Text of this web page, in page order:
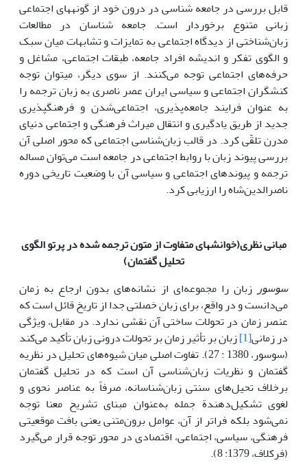
قابل بررسی در جامعه شناسی در درون خود از گونه­های اجتماعی
زبانی متنوع برخوردار است. جامعه شناسان در مطالعات
زبان‌شناختی از دیدگاه اجتماعی به تمایزات و تشابهات میان سبک
و الگوی تفکر و اندیشه افراد جامعه، طبقات اجتماعی‌، مشاغل و
حرفه‌های اجتماعی توجه می‌کنند. از سوی دیگر، می­توان توجه
کنشگران اجتماعی و سیاسی ایران عصر ناصری به زبان ترجمه را
به عنوان فرایند جامعه‌پذیری، اجتماعی‌شدن و فرهنگ­پذیری
جدید از طریق یادگیری و انتقال میراث فرهنگی و اجتماعی دنیای
مدرن تلقّی کرد. در قالب زبان‌شناسی اجتماعی که محور اصلی آن
بررسی پیوند زبان با روابط اجتماعی در جامعه است می‌توان مساله
ترجمه و پیوندهای اجتماعی و سیاسی آن با وضعیت تاریخی دوره
ناصرالدین‌شاه را ارزیابی کرد.
مبانی نظری(خوانش­های متفاوت از متون ترجمه شده در پرتو الگوی
تحلیل گفتمان)
سوسورزبان را مجموعه‌ای از نشانه‌های بدون ارجاع به زمان
می‌دانست و در واقع، برای زبان خصلتی جدا از تاریخ قائل است که
عنصر زمان در تحولات ساختی آن نقشی ندارد. در مقابل، ویژگی
در زمانی[1] زبان بر تأثیر زمان بر تحولات درونی زبان تأکید می‌کند
(سوسور، 1380 : 27). تفاوت اصلی میان شیوه‌های تحلیل در نظریه
گفتمان و نظریات زبان‌شناسی آن است که در تحلیل گفتمان
برخلاف تحیل‌های سنتی زبان‌شناسانه، صرفاً به عناصر نحوی و
لغوی تشکیل‌دهندة جمله به‌عنوان مبنای تشریح معنا توجه
نمی‌شود بلکه فراتر از آن، عوامل برون‌متنی یعنی بافت موقعیتی
فرهنگی، سیاسی، اجتماعی، اقتصادی در محور توجه قرار می‌گیرد
(فرکلاف، 1379: 8).